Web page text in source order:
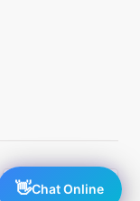
👋Chat Online